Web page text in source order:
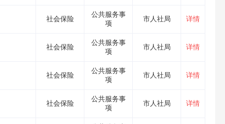
社会保险
公共服务事
项
市人社局 详情
社会保险
公共服务事
项
市人社局 详情
社会保险
公共服务事
项
市人社局 详情
社会保险
公共服务事
项
市人社局 详情